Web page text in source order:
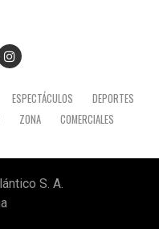
ESPECTÁCULOS
DEPORTES
ZONA COMERCIALES
S. A.